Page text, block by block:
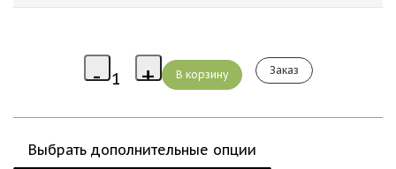
Заказ
Выбрать дополнительные опции